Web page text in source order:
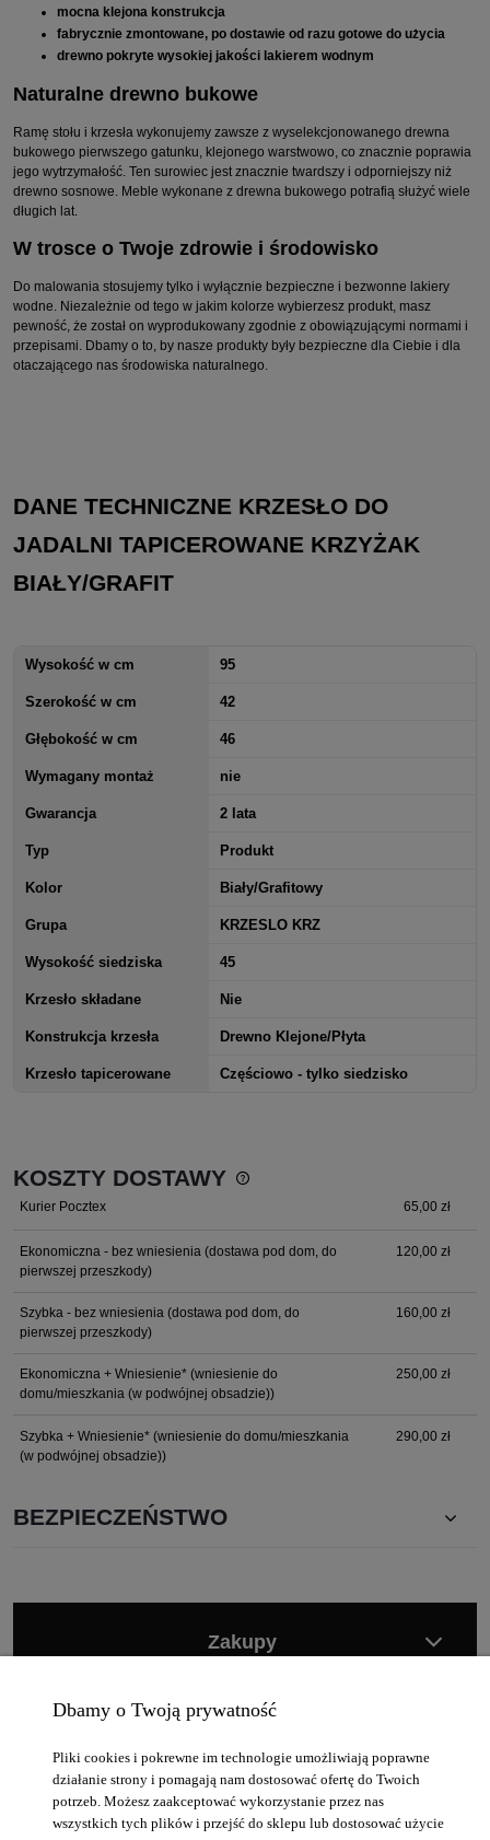
mocna klejona konstrukcja
fabrycznie zmontowane, po dostawie od razu gotowe do użycia
drewno pokryte wysokiej jakości lakierem wodnym
Naturalne drewno bukowe
Ramę stołu i krzesła wykonujemy zawsze z wyselekcjonowanego drewna
bukowego pierwszego gatunku, klejonego warstwowo, co znacznie poprawia
jego wytrzymałość. Ten surowiec jest znacznie twardszy i odporniejszy niż
drewno sosnowe. Meble wykonane z drewna bukowego potrafią służyć wiele
długich lat.
W trosce o Twoje zdrowie i środowisko
Do malowania stosujemy tylko i wyłącznie bezpieczne i bezwonne lakiery
wodne. Niezależnie od tego w jakim kolorze wybierzesz produkt, masz
pewność, że został on wyprodukowany zgodnie z obowiązującymi normami i
przepisami. Dbamy o to, by nasze produkty były bezpieczne dla Ciebie i dla
otaczającego nas środowiska naturalnego.
DANE TECHNICZNE KRZESŁO DO
JADALNI TAPICEROWANE KRZYŻAK
BIAŁY/GRAFIT
Wysokość w cm 95
Szerokość w cm 42
Głębokość w cm 46
Wymagany montaż nie
Gwarancja 2 lata
Typ Produkt
Kolor Biały/Grafitowy
Grupa KRZESLO KRZ
Wysokość siedziska 45
Krzesło składane Nie
Konstrukcja krzesła Drewno Klejone/Płyta
Krzesło tapicerowane Częściowo - tylko siedzisko
KOSZTY DOSTAWY
Cena nie zawiera ewentualnych kosztów płatności
Kurier Pocztex 65,00 zł
Ekonomiczna - bez wniesienia (dostawa pod dom, do
pierwszej przeszkody)
120,00 zł
Szybka - bez wniesienia (dostawa pod dom, do
pierwszej przeszkody)
160,00 zł
Ekonomiczna + Wniesienie* (wniesienie do
domu/mieszkania (w podwójnej obsadzie))
250,00 zł
Szybka + Wniesienie* (wniesienie do domu/mieszkania
(w podwójnej obsadzie))
290,00 zł
BEZPIECZEŃSTWO
Zakupy
Informacje
Pomoc
Dbamy o Twoją prywatność
Pliki cookies i pokrewne im technologie umożliwiają poprawne
działanie strony i pomagają nam dostosować ofertę do Twoich
potrzeb. Możesz zaakceptować wykorzystanie przez nas
wszystkich tych plików i przejść do sklepu lub dostosować użycie